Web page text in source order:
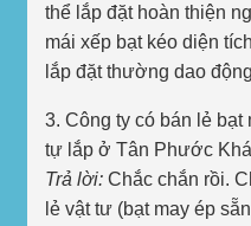
thể lắp đặt hoàn thiện
mái xếp bạt kéo diện
lắp đặt thường dao
3. Công ty có bán lẻ bạt
tự lắp ở Tân Phước
Trả lời: Chắc chắn rồi.
lẻ vật tư (bạt may ép